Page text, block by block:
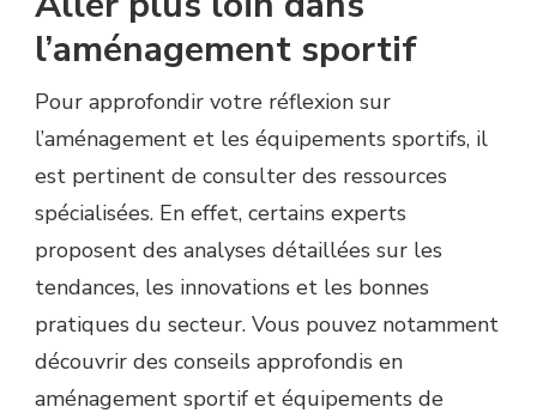
l’aménagement sportif
Pour approfondir votre réflexion sur
l’aménagement et les équipements sportifs, il
est pertinent de consulter des ressources
spécialisées. En effet, certains experts
proposent des analyses détaillées sur les
tendances, les innovations et les bonnes
pratiques du secteur. Vous pouvez notamment
découvrir des conseils approfondis en
aménagement sportif et équipements de